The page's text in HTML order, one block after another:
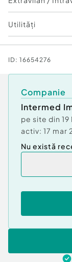
Utilități
ID: 16654276
Companie
Intermed
pe site din 19
activ: 17 mar
Nu există